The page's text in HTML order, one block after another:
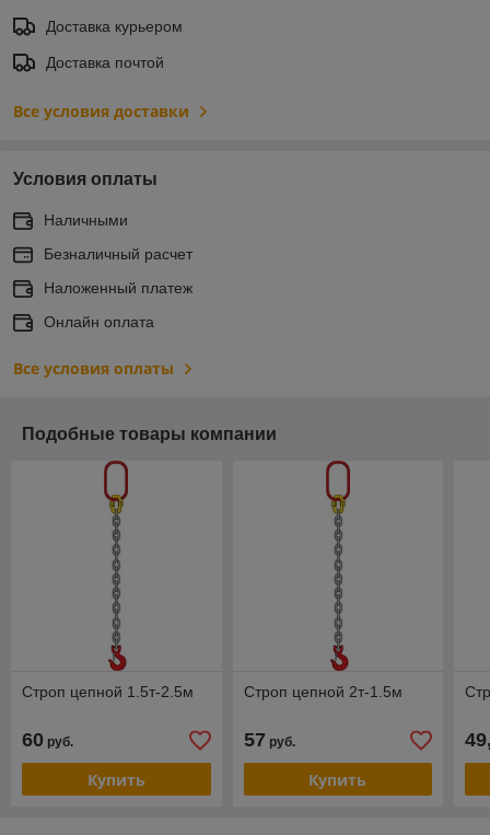
Доставка курьером
Доставка почтой
Все условия доставки
Условия оплаты
Наличными
Безналичный расчет
Наложенный платеж
Онлайн оплата
Все условия оплаты
Подобные товары компании
Строп цепной 1.5т-2.5м
60 руб.
Купить
Строп цепной 2т-1.5м
57 руб.
Купить